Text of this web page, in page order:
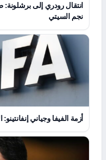
انتقال رودري إلى
نجم السيتي
أزمة الفيفا وجياني